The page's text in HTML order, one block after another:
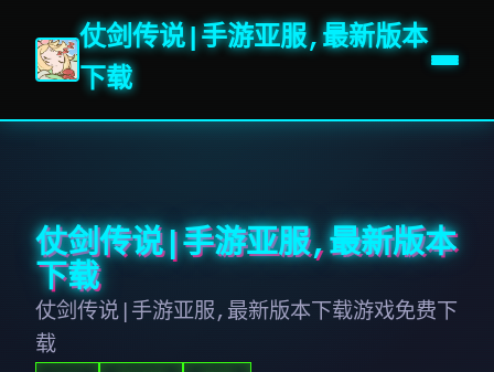
仗剑传说|手游亚服,最新版本
下载
仗剑传说|手游亚服,最新版本
下载
仗剑传说|手游亚服,最新版本下载游戏免费下
载